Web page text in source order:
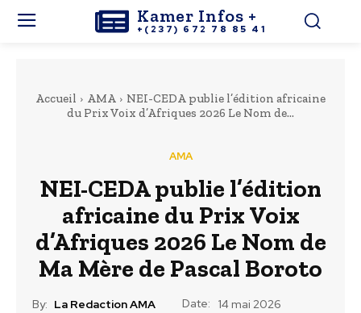
Kamer Infos +
+(237) 672 78 85 41
Accueil AMA
NEI-CEDA publie l’édition africaine
du Prix Voix d’Afriques 2026 Le Nom de...
AMA
NEI-CEDA publie l’édition
africaine du Prix Voix
d’Afriques 2026 Le Nom de
Ma Mère de Pascal Boroto
By: La Redaction AMA Date: 14 mai 2026